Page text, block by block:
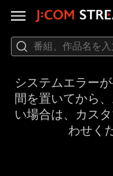
システムエラー
間を置いてから
い場合は、カス
わせく